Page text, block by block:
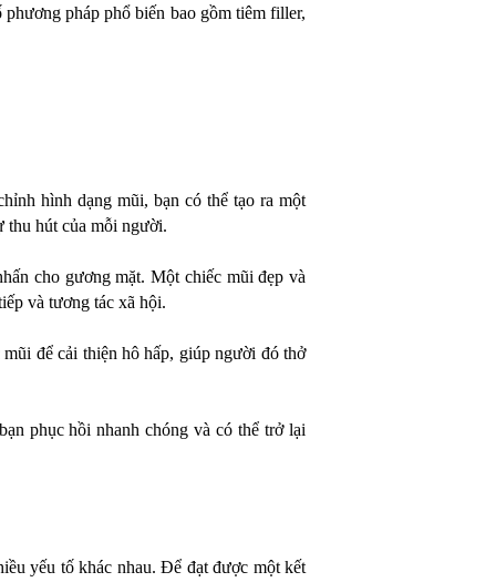
pháp phổ biến bao gồm tiêm filler,
hình dạng mũi, bạn có thể tạo ra một
thu hút của mỗi người.
cho gương mặt. Một chiếc mũi đẹp và
và tương tác xã hội.
để cải thiện hô hấp, giúp người đó thở
phục hồi nhanh chóng và có thể trở lại
yếu tố khác nhau. Để đạt được một kết